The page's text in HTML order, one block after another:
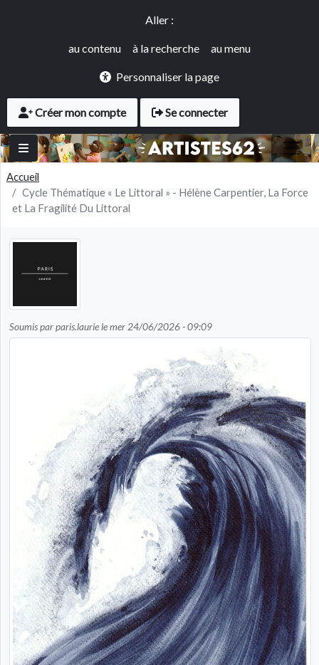
Aller :
au contenu à la recherche au menu
Personnaliser la page
User account menu
Créer mon compte Se connecter
Accueil
Cycle Thématique « Le Littoral » - Hélène Carpentier, La Force
et La Fragilité Du Littoral
Soumis parparis.laurielemer 24/06/2026 - 09:09